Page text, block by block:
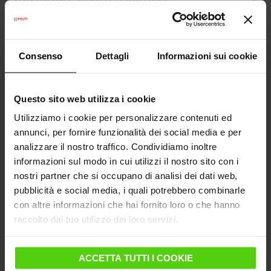
Consenso Dettagli Informazioni sui cookie
Questo sito web utilizza i cookie
Utilizziamo i cookie per personalizzare contenuti ed
annunci, per fornire funzionalità dei social media e per
analizzare il nostro traffico. Condividiamo inoltre
informazioni sul modo in cui utilizzi il nostro sito con i
nostri partner che si occupano di analisi dei dati web,
pubblicità e social media, i quali potrebbero combinarle
con altre informazioni che hai fornito loro o che hanno
raccolto dal tuo utilizzo dei loro servizi.
ACCETTA TUTTI I COOKIE
MANUALE D’USO
FAQ - DOMANDE FREQUENTI
ALTRE INFORMAZIONI UTILI
Ottieni di più con gli accessori
compatibili